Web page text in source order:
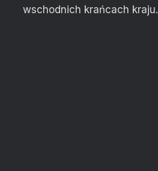
wschodnich krańcach kraju.